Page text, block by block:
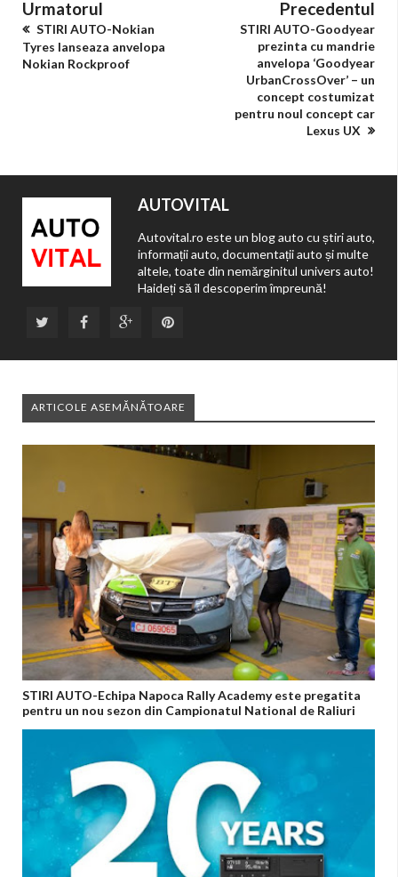
Urmatorul
STIRI AUTO-Nokian
Tyres lanseaza anvelopa
Nokian Rockproof
Precedentul
STIRI AUTO-Goodyear
prezinta cu mandrie
anvelopa ‘Goodyear
UrbanCrossOver’ – un
concept costumizat
pentru noul concept car
Lexus UX
AUTOVITAL
Autovital.ro este un blog auto cu știri auto,
informații auto, documentații auto și multe
altele, toate din nemărginitul univers auto!
Haideți să îl descoperim împreună!
ARTICOLE ASEMĂNĂTOARE
STIRI AUTO-Echipa Napoca Rally Academy este pregatita
pentru un nou sezon din Campionatul National de Raliuri